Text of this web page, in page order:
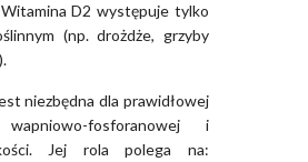
D2 występuje tylko
(np. drożdże, grzyby
niezbędna dla prawidłowej
wapniowo-fosforanowej i
Jej rola polega na: